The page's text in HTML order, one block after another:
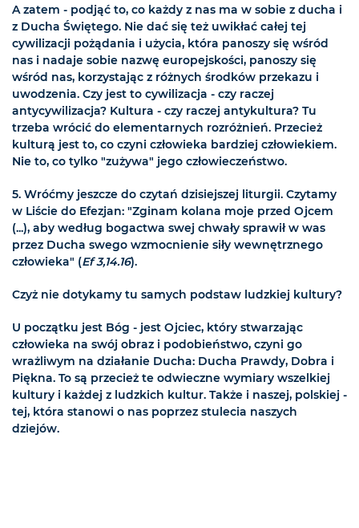
A zatem - podjąć to, co każdy z nas ma w sobie z ducha i
z Ducha Świętego. Nie dać się też uwikłać całej tej
cywilizacji pożądania i użycia, która panoszy się wśród
nas i nadaje sobie nazwę europejskości, panoszy się
wśród nas, korzystając z różnych środków przekazu i
uwodzenia. Czy jest to cywilizacja - czy raczej
antycywilizacja? Kultura - czy raczej antykultura? Tu
trzeba wrócić do elementarnych rozróżnień. Przecież
kulturą jest to, co czyni człowieka bardziej człowiekiem.
Nie to, co tylko "zużywa" jego człowieczeństwo.
5. Wróćmy jeszcze do czytań dzisiejszej liturgii. Czytamy
w Liście do Efezjan: "Zginam kolana moje przed Ojcem
(...), aby według bogactwa swej chwały sprawił w was
przez Ducha swego wzmocnienie siły wewnętrznego
człowieka" (Ef 3,14.16).
Czyż nie dotykamy tu samych podstaw ludzkiej kultury?
U początku jest Bóg - jest Ojciec, który stwarzając
człowieka na swój obraz i podobieństwo, czyni go
wrażliwym na działanie Ducha: Ducha Prawdy, Dobra i
Piękna. To są przecież te odwieczne wymiary wszelkiej
kultury i każdej z ludzkich kultur. Także i naszej, polskiej -
tej, która stanowi o nas poprzez stulecia naszych
dziejów.